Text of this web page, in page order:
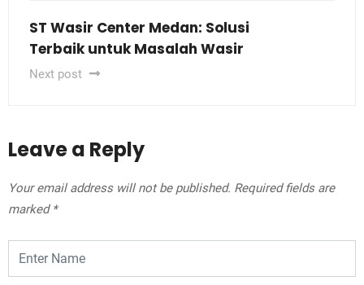
ST Wasir Center Medan: Solusi
Terbaik untuk Masalah Wasir
Next post
Leave a Reply
Your email address will not be published. Required fields are
marked *